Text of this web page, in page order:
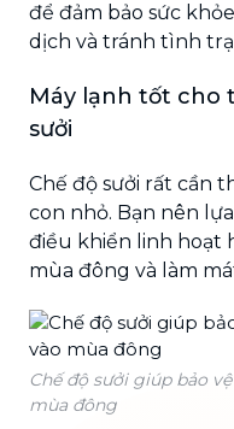
để đảm bảo sức
dịch và tránh tình
Máy lạnh tốt cho
sưởi
Chế độ sưởi rất cần
con nhỏ. Bạn nên
điều khiển linh hoạt
mùa đông và làm
Chế độ sưởi giúp bảo
mùa đông